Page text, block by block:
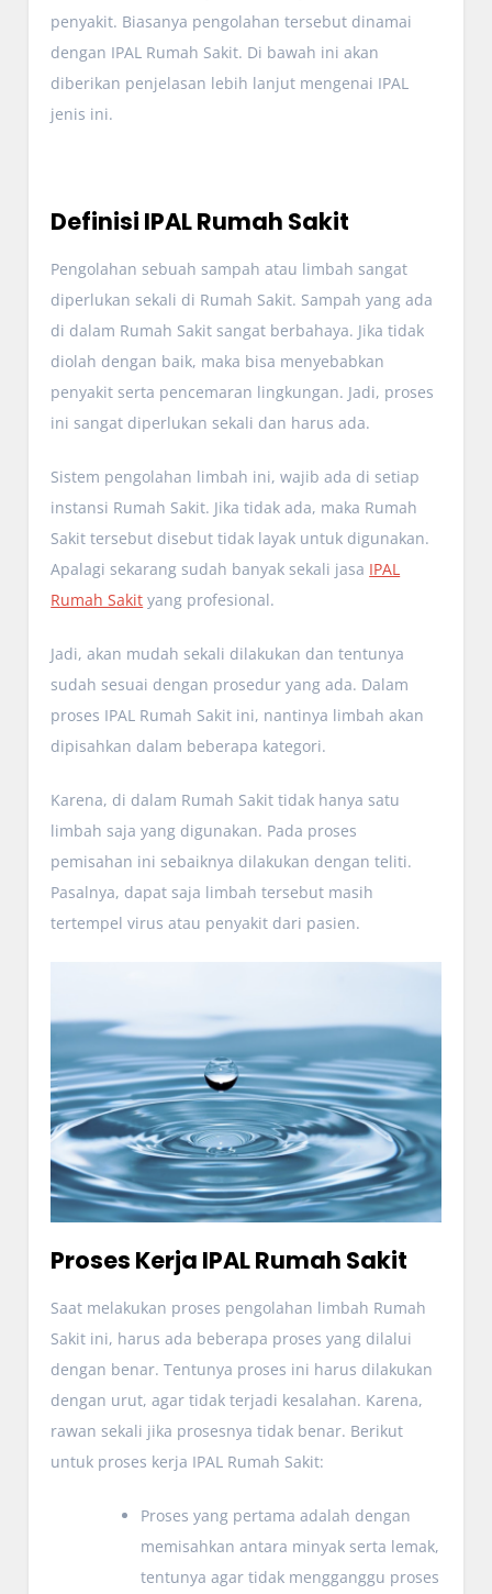
penyakit. Biasanya pengolahan tersebut dinamai
dengan IPAL Rumah Sakit. Di bawah ini akan
diberikan penjelasan lebih lanjut mengenai IPAL
jenis ini.
Definisi IPAL Rumah Sakit
Pengolahan sebuah sampah atau limbah sangat
diperlukan sekali di Rumah Sakit. Sampah yang ada
di dalam Rumah Sakit sangat berbahaya. Jika tidak
diolah dengan baik, maka bisa menyebabkan
penyakit serta pencemaran lingkungan. Jadi, proses
ini sangat diperlukan sekali dan harus ada.
Sistem pengolahan limbah ini, wajib ada di setiap
instansi Rumah Sakit. Jika tidak ada, maka Rumah
Sakit tersebut disebut tidak layak untuk digunakan.
Apalagi sekarang sudah banyak sekali jasa IPAL
Rumah Sakit yang profesional.
Jadi, akan mudah sekali dilakukan dan tentunya
sudah sesuai dengan prosedur yang ada. Dalam
proses IPAL Rumah Sakit ini, nantinya limbah akan
dipisahkan dalam beberapa kategori.
Karena, di dalam Rumah Sakit tidak hanya satu
limbah saja yang digunakan. Pada proses
pemisahan ini sebaiknya dilakukan dengan teliti.
Pasalnya, dapat saja limbah tersebut masih
tertempel virus atau penyakit dari pasien.
Proses Kerja IPAL Rumah Sakit
Saat melakukan proses pengolahan limbah Rumah
Sakit ini, harus ada beberapa proses yang dilalui
dengan benar. Tentunya proses ini harus dilakukan
dengan urut, agar tidak terjadi kesalahan. Karena,
rawan sekali jika prosesnya tidak benar. Berikut
untuk proses kerja IPAL Rumah Sakit:
Proses yang pertama adalah dengan
memisahkan antara minyak serta lemak,
tentunya agar tidak mengganggu proses